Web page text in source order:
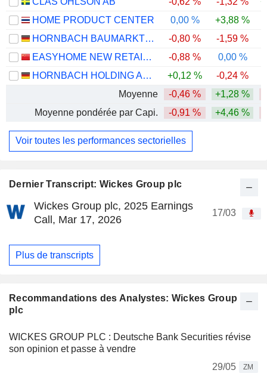
Dernier Transcript: Wickes Group plc
Wickes Group plc, 2025 Earnings
Call, Mar 17, 2026
17/03
Plus de transcripts
Recommandations des Analystes: Wickes Group
plc
WICKES GROUP PLC : Deutsche Bank Securities révise
son opinion et passe à vendre
29/05
ZM
HOME PRODUCT CENTER
0,00 % +3,88 %
HORNBACH BAUMARKT AG
-0,80 % -1,59 %
EASYHOME NEW RETAIL GROUP CORPORATION LIMITED
-0,88 % 0,00 %
HORNBACH HOLDING AG & CO. KGAA
+0,12 % -0,24 %
Moyenne
-0,46 % +1,28 %
Moyenne pondérée par Capi.
-0,91 % +4,46 %
Voir toutes les performances sectorielles